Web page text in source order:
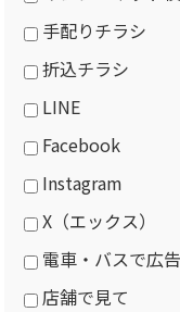
手配りチラシ
折込チラシ
LINE
Facebook
Instagram
X（エックス）
電車・バスで広
店舗で見て